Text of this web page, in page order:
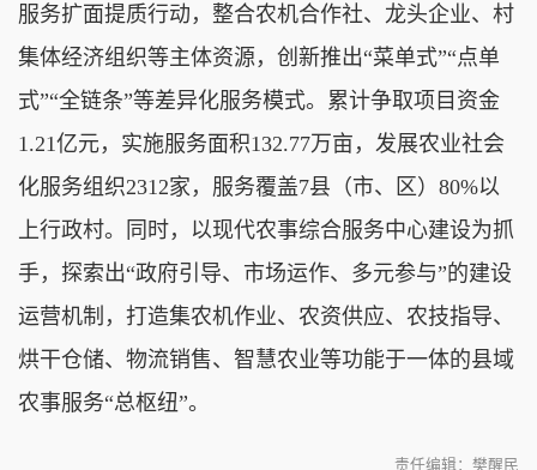
服务扩面提质行动，整合农机合作社、龙头企业、村
集体经济组织等主体资源，创新推出“菜单式”“点单
式”“全链条”等差异化服务模式。累计争取项目资金
1.21亿元，实施服务面积132.77万亩，发展农业社会
化服务组织2312家，服务覆盖7县（市、区）80%以
上行政村。同时，以现代农事综合服务中心建设为抓
手，探索出“政府引导、市场运作、多元参与”的建设
运营机制，打造集农机作业、农资供应、农技指导、
烘干仓储、物流销售、智慧农业等功能于一体的县域
农事服务“总枢纽”。
责任编辑：樊醒民